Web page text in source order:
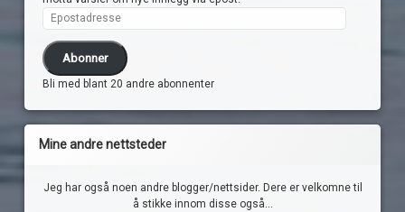
Epostadresse
Abonner
Bli med blant 20 andre abonnenter
Mine andre nettsteder
Jeg har også noen andre blogger/nettsider. Dere er velkomne til
å stikke innom disse også...